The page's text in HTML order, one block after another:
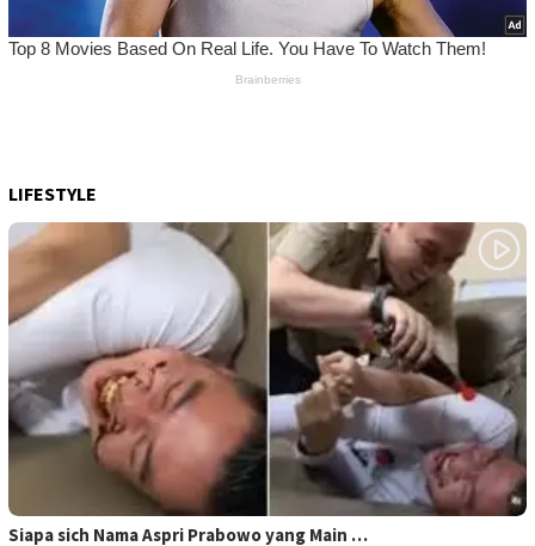
LIFESTYLE
Siapa sich Nama Aspri Prabowo yang Main …